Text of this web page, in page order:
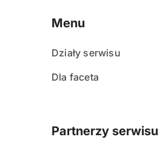
Menu
Działy serwisu
Dla faceta
Partnerzy serwisu